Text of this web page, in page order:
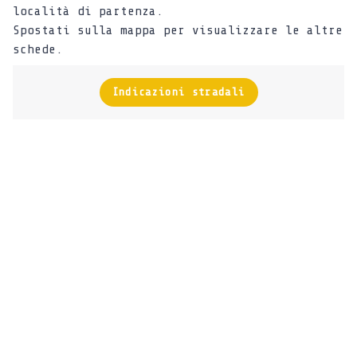
località di partenza.
Spostati sulla mappa per visualizzare le altre
schede.
Indicazioni stradali